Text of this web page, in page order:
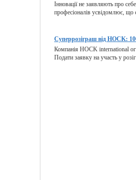
Інновації не заявляють про
професіоналів усвідомлює, що
Суперрозіграш від HOCK:
Компанія HOCK international
Подати заявку на участь у